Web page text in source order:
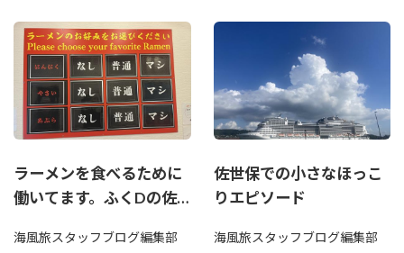
ラーメンを食べるために
働いてます。ふくDの佐
海風旅スタッフブログ編集部
佐世保での小さなほっこ
りエピソード
海風旅スタッフブログ編集部